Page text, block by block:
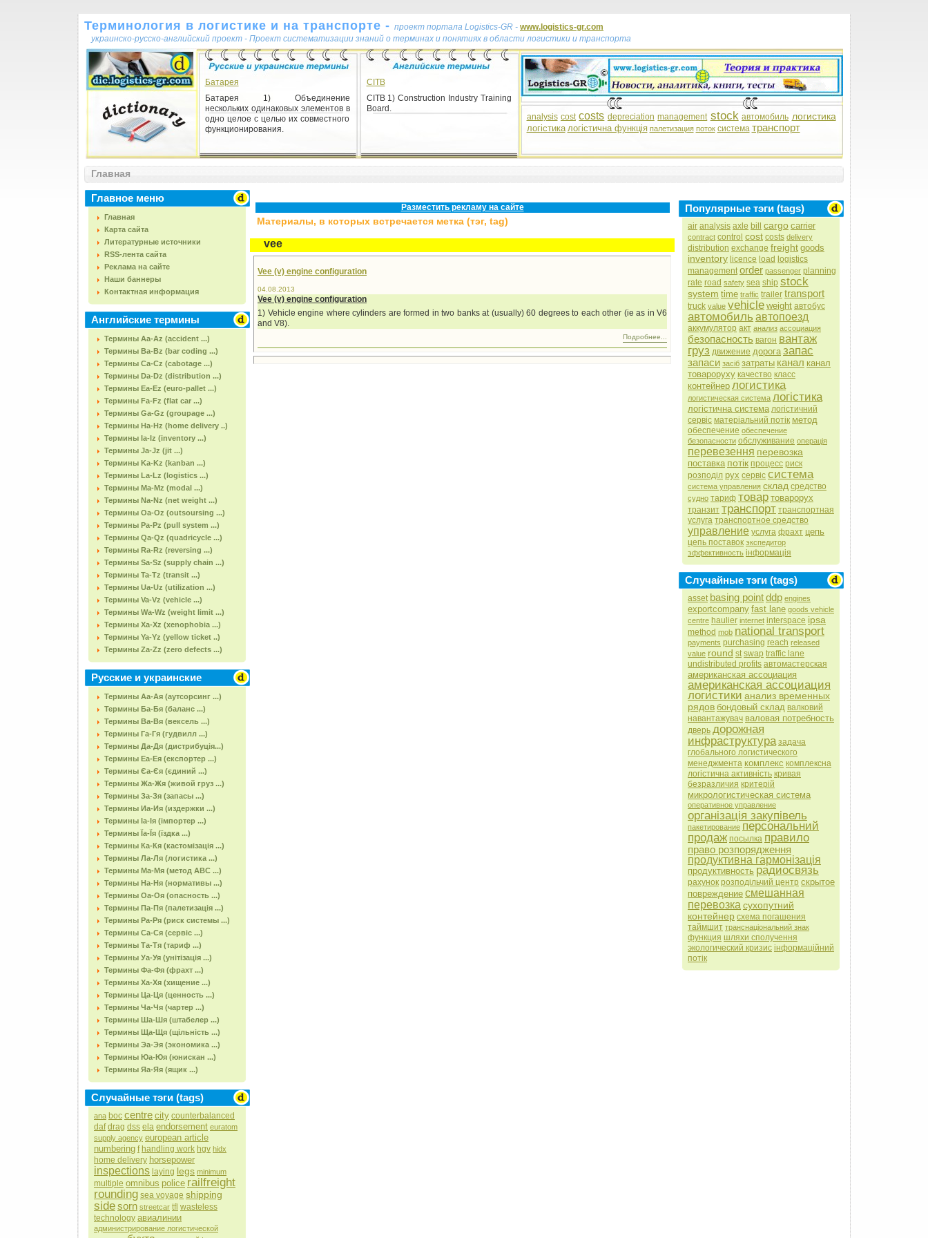
Терминология в логистике и на транспорте - проект портала Logistics-GR - www.logistics-gr.com
украинско-русско-английский проект - Проект систематизации знаний о терминах и понятиях в области логистики и транспорта
Батарея
Батарея 1) Объединение
нескольких одинаковых элементов в
одно целое с целью их совместного
функционирования.
CITB
CITB 1) Construction Industry Training
Board.
analysis cost costs depreciation management stock автомобиль логистика
логістика логістична функція палетизация поток система транспорт
Главная
Главное меню
Главная
Карта сайта
Литературные источники
RSS-лента сайта
Реклама на сайте
Наши баннеры
Контактная информация
Английские термины
Термины Aa-Az (accident ...)
Термины Ba-Bz (bar coding ...)
Термины Ca-Cz (cabotage ...)
Термины Da-Dz (distribution ...)
Термины Ea-Ez (euro-pallet ...)
Термины Fa-Fz (flat car ...)
Термины Ga-Gz (groupage ...)
Термины Ha-Hz (home delivery ..)
Термины Ia-Iz (inventory ...)
Термины Ja-Jz (jit ...)
Термины Ka-Kz (kanban ...)
Термины La-Lz (logistics ...)
Термины Ma-Mz (modal ...)
Термины Na-Nz (net weight ...)
Термины Oa-Oz (outsoursing ...)
Термины Pa-Pz (pull system ...)
Термины Qa-Qz (quadricycle ...)
Термины Ra-Rz (reversing ...)
Термины Sa-Sz (supply chain ...)
Термины Ta-Tz (transit ...)
Термины Ua-Uz (utilization ...)
Термины Va-Vz (vehicle ...)
Термины Wa-Wz (weight limit ...)
Термины Xa-Xz (xenophobia ...)
Термины Ya-Yz (yellow ticket ..)
Термины Za-Zz (zero defects ...)
Русские и украинские
Термины Аа-Ая (аутсорсинг ...)
Термины Ба-Бя (баланс ...)
Термины Ва-Вя (вексель ...)
Термины Га-Гя (гудвилл ...)
Термины Да-Дя (дистрибуція...)
Термины Еа-Ея (експортер ...)
Термины Єа-Єя (єдиний ...)
Термины Жа-Жя (живой груз ...)
Термины За-Зя (запасы ...)
Термины Иа-Ия (издержки ...)
Термины Іа-Ія (імпортер ...)
Термины Їа-Їя (їздка ...)
Термины Ка-Кя (кастомізація ...)
Термины Ла-Ля (логистика ...)
Термины Ма-Мя (метод АВС ...)
Термины На-Ня (нормативы ...)
Термины Оа-Оя (опасность ...)
Термины Па-Пя (палетизація ...)
Термины Ра-Ря (риск системы ...)
Термины Са-Ся (сервіс ...)
Термины Та-Тя (тариф ...)
Термины Уа-Уя (унітізація ...)
Термины Фа-Фя (фрахт ...)
Термины Ха-Хя (хищение ...)
Термины Ца-Ця (ценность ...)
Термины Ча-Чя (чартер ...)
Термины Ша-Шя (штабелер ...)
Термины Ща-Щя (щільність ...)
Термины Эа-Эя (экономика ...)
Термины Юа-Юя (юнискан ...)
Термины Яа-Яя (ящик ...)
Случайные тэги (tags)
ana boc centre city counterbalanced
daf drag dss ela endorsement euratom
supply agency european article
numbering f handling work hgv hidx
home delivery horsepower
inspections laying legs minimum
multiple omnibus police railfreight
rounding sea voyage shipping
sidesorn streetcar tfl wasteless
technology авиалинии
администрирование логистической
Разместить рекламу на сайте
Материалы, в которых встречается метка (тэг, tag)
vee
Vee (v) engine configuration
04.08.2013
Vee (v) engine configuration
1) Vehicle engine where cylinders are formed in two banks at (usually) 60 degrees to each other (ie as in V6
and V8).
Подробнее...
Популярные тэги (tags)
air analysis axle bill cargo carrier
contract control cost costs delivery
distribution exchange freight goods
inventory licence load logistics
management order passenger planning
rate road safety sea ship stock
system time traffic trailer transport
truck value vehicle weight автобус
автомобиль автопоезд
аккумулятор акт анализ ассоциация
безопасность вагон вантаж
груз движение дорога запас
запаси засіб затраты канал канал
товароруху качество класс
контейнер логистика
логистическая система логістика
логістична система логістичний
сервіс матеріальний потік метод
обеспечение обеспечение
безопасности обслуживание операція
перевезення перевозка
поставка потік процесс риск
розподіл рух сервіс система
система управления склад средство
судно тариф товар товарорух
транзит транспорт транспортная
услуга транспортное средство
управление услуга фрахт цепь
цепь поставок экспедитор
эффективность інформація
Случайные тэги (tags)
asset basing pointddp engines
exportcompany fast lane goods vehicle
centre haulier internet interspace ipsa
method mob national transport
payments purchasing reach released
value round st swap traffic lane
undistributed profits автомастерская
американская ассоциация
американская ассоциация
логистики анализ временных
рядов бондовый склад валковий
навантажувач валовая потребность
дверь дорожная
инфраструктура задача
глобального логистического
менеджмента комплекс комплексна
логістична активність кривая
безразличия критерій
микрологистическая система
оперативное управление
організація закупівель
пакетирование персональний
продаж посылка правило
право розпорядження
продуктивна гармонізація
продуктивность радиосвязь
рахунок розподільчий центр скрытое
повреждение смешанная
перевозка сухопутний
контейнер схема погашения
таймшит транснаціональний знак
функция шляхи сполучення
экологический кризис інформаційний
потік